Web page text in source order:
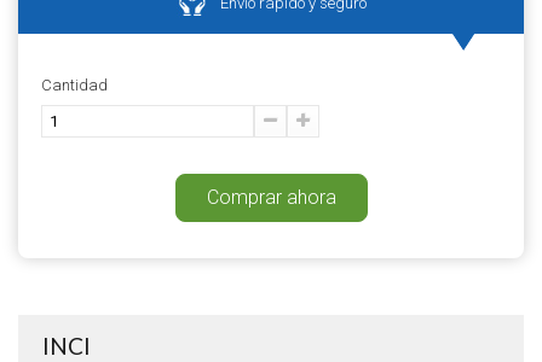
Cantidad
Comprar ahora
INCI